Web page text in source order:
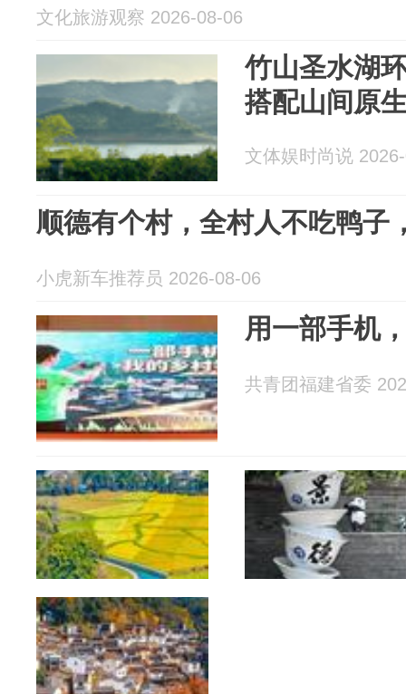
文化旅游观察 2026-08-06
竹山圣水湖
搭配山间原
文体娱时尚说
顺德有个村，全村人不吃鸭子
小虎新车推荐员 2026-08-06
用一部手机
共青团福建省委